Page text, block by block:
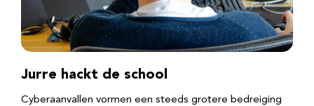
Jurre hackt de school
Cyberaanvallen vormen een steeds grotere bedreiging